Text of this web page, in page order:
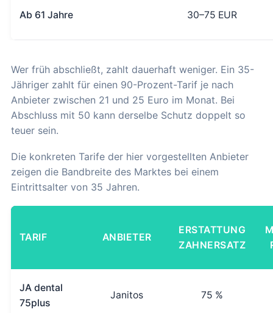
Ab 61 Jahre 30–75 EUR
Wer früh abschließt, zahlt dauerhaft weniger. Ein 35-
Jähriger zahlt für einen 90-Prozent-Tarif je nach
Anbieter zwischen 21 und 25 Euro im Monat. Bei
Abschluss mit 50 kann derselbe Schutz doppelt so
teuer sein.
Die konkreten Tarife der hier vorgestellten Anbieter
zeigen die Bandbreite des Marktes bei einem
Eintrittsalter von 35 Jahren.
TARIF ANBIETER
ERSTATTUNG
ZAHNERSATZ
JA dental
75plus
Janitos 75 %